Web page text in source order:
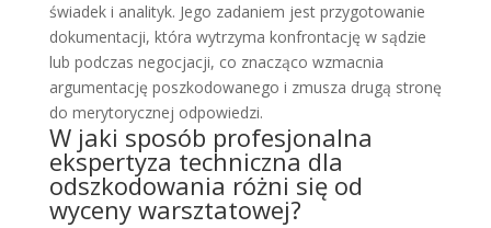
świadek i analityk. Jego zadaniem jest przygotowanie
dokumentacji, która wytrzyma konfrontację w sądzie
lub podczas negocjacji, co znacząco wzmacnia
argumentację poszkodowanego i zmusza drugą stronę
do merytorycznej odpowiedzi.
W jaki sposób profesjonalna
ekspertyza techniczna dla
odszkodowania różni się od
wyceny warsztatowej?